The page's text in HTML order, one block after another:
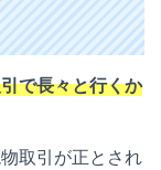
で長々と行くか
取引が正とされ